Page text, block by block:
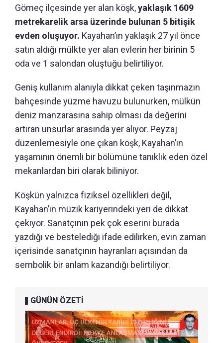
Gömeç ilçesinde yer alan köşk,yaklaşık 1609
metrekarelik arsa üzerinde bulunan 5 bitişik
evden oluşuyor. Kayahan’ın yaklaşık 27 yıl önce
satın aldığı mülkte yer alan evlerin her birinin 5
oda ve 1 salondan oluştuğu belirtiliyor.
Geniş kullanım alanıyla dikkat çeken taşınmazın
bahçesinde yüzme havuzu bulunurken, mülkün
deniz manzarasına sahip olması da değerini
artıran unsurlar arasında yer alıyor. Peyzaj
düzenlemesiyle öne çıkan köşk, Kayahan’ın
yaşamının önemli bir bölümüne tanıklık eden özel
mekanlardan biri olarak biliniyor.
Köşkün yalnızca fiziksel özellikleri değil,
Kayahan’ın müzik kariyerindeki yeri de dikkat
çekiyor. Sanatçının pek çok eserini burada
yazdığı ve bestelediği ifade edilirken, evin zaman
içerisinde sanatçının hayranları açısından da
sembolik bir anlam kazandığı belirtiliyor.
GÜNÜN ÖZETİ